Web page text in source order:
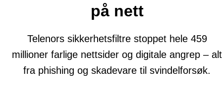
på nett
Telenors sikkerhetsfiltre stoppet hele 459
millioner farlige nettsider og digitale angrep – alt
fra phishing og skadevare til svindelforsøk.